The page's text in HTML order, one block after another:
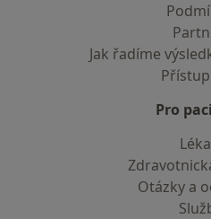
Jak řadíme
Pro
Otázky a